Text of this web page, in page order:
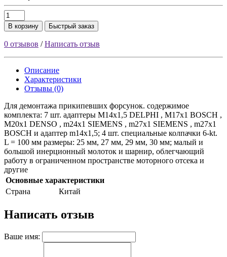
В корзину Быстрый заказ
0 отзывов /Написать отзыв
Описание
Характеристики
Отзывы (0)
Для демонтажа прикипевших форсунок. содержимое
комплекта: 7 шт. адаптеры M14x1,5 DELPHI , M17x1 BOSCH ,
M20x1 DENSO , m24x1 SIEMENS , m27x1 SIEMENS , m27x1
BOSCH и адаптер m14x1,5; 4 шт. специальные колпачки 6-kt.
L = 100 мм размеры: 25 мм, 27 мм, 29 мм, 30 мм; малый и
большой инерционный молоток и шарнир, облегчающий
работу в ограниченном пространстве моторного отсека и
другие
Основные характеристики
Страна
Китай
Написать отзыв
Ваше имя: